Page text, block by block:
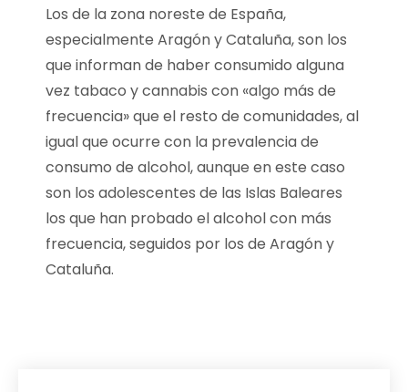
Los de la zona noreste de España,
especialmente Aragón y Cataluña, son los
que informan de haber consumido alguna
vez tabaco y cannabis con «algo más de
frecuencia» que el resto de comunidades, al
igual que ocurre con la prevalencia de
consumo de alcohol, aunque en este caso
son los adolescentes de las Islas Baleares
los que han probado el alcohol con más
frecuencia, seguidos por los de Aragón y
Cataluña.